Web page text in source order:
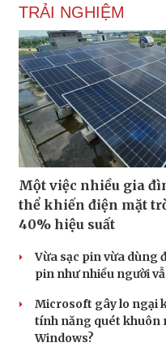
TRẢI NGHIỆM
Một việc nhiều gia
thể khiến điện mặt
40% hiệu suất
Vừa sạc pin vừa dùng
pin như nhiều người
Microsoft gây lo ngại
tính năng quét khuôn
Windows?